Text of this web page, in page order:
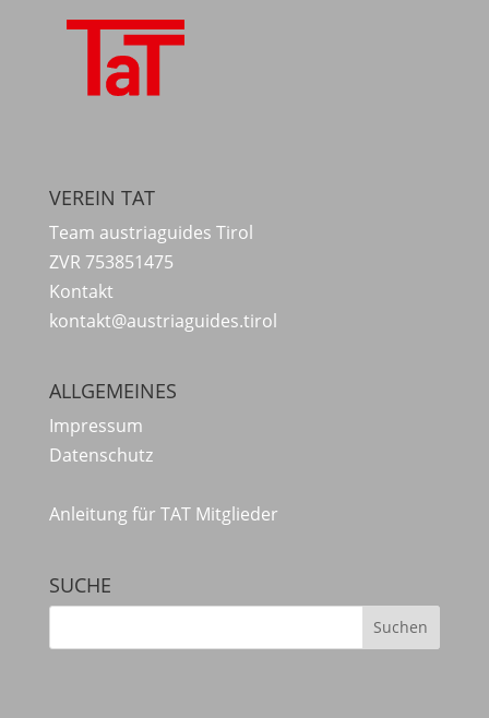
VEREIN TAT
Team austriaguides Tirol
ZVR 753851475
Kontakt
kontakt@austriaguides.tirol
ALLGEMEINES
Impressum
Datenschutz
Anleitung für TAT Mitglieder
SUCHE